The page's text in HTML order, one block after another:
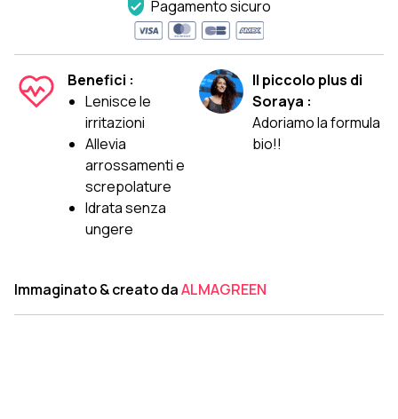
Pagamento sicuro
Benefici :
Lenisce le
irritazioni
Allevia
arrossamenti e
screpolature
Idrata senza
ungere
Il piccolo plus di
Soraya :
Adoriamo la formula
bio!!
Immaginato & creato daALMAGREEN